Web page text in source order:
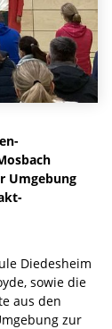
Umgebung
Diedesheim
sowie die
aus den
zur